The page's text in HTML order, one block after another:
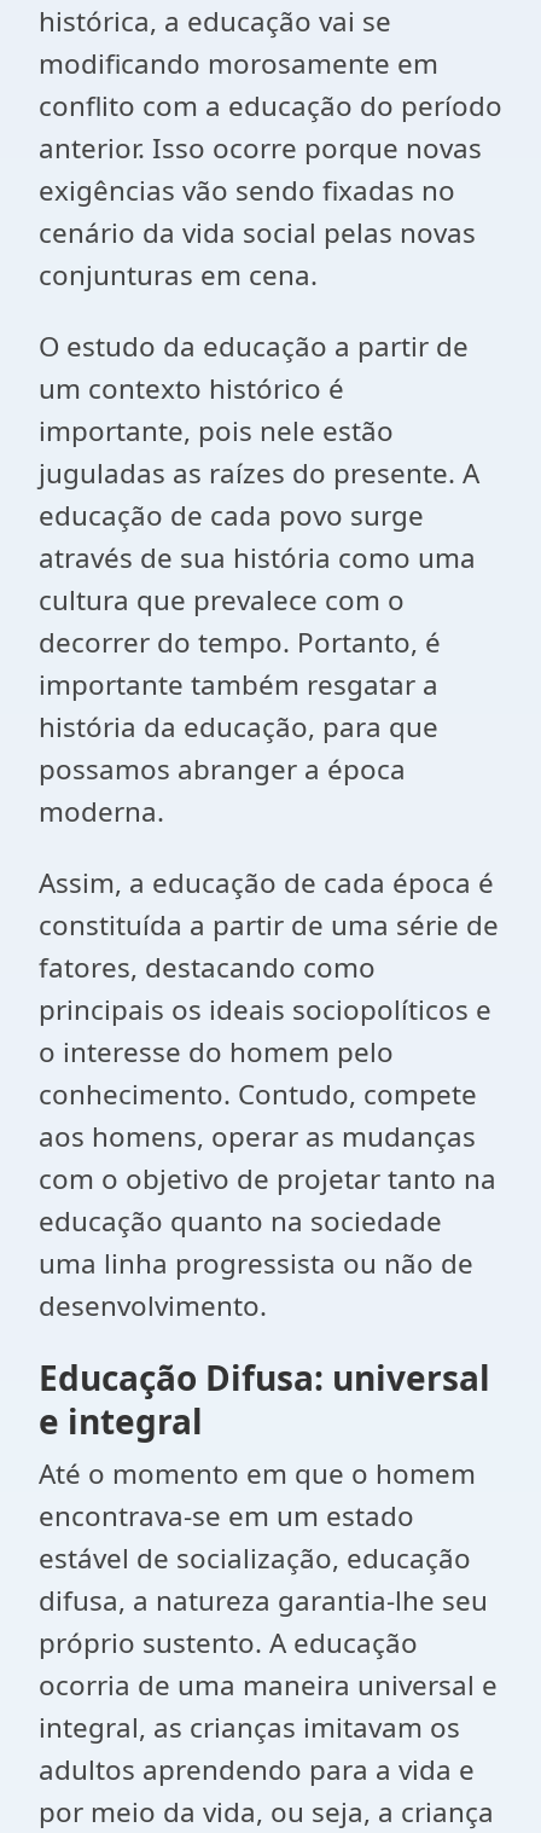
histórica, a educação vai se
modificando morosamente em
conflito com a educação do período
anterior. Isso ocorre porque novas
exigências vão sendo fixadas no
cenário da vida social pelas novas
conjunturas em cena.
O estudo da educação a partir de
um contexto histórico é
importante, pois nele estão
juguladas as raízes do presente. A
educação de cada povo surge
através de sua história como uma
cultura que prevalece com o
decorrer do tempo. Portanto, é
importante também resgatar a
história da educação, para que
possamos abranger a época
moderna.
Assim, a educação de cada época é
constituída a partir de uma série de
fatores, destacando como
principais os ideais sociopolíticos e
o interesse do homem pelo
conhecimento. Contudo, compete
aos homens, operar as mudanças
com o objetivo de projetar tanto na
educação quanto na sociedade
uma linha progressista ou não de
desenvolvimento.
Educação Difusa: universal
e integral
Até o momento em que o homem
encontrava-se em um estado
estável de socialização, educação
difusa, a natureza garantia-lhe seu
próprio sustento. A educação
ocorria de uma maneira universal e
integral, as crianças imitavam os
adultos aprendendo para a vida e
por meio da vida, ou seja, a criança